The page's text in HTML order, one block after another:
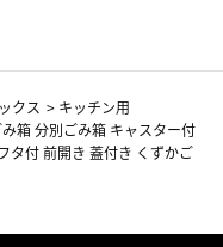
クス > キッチン用
箱 分別ごみ箱 キャスター付
タ付 前開き 蓋付き くずかご